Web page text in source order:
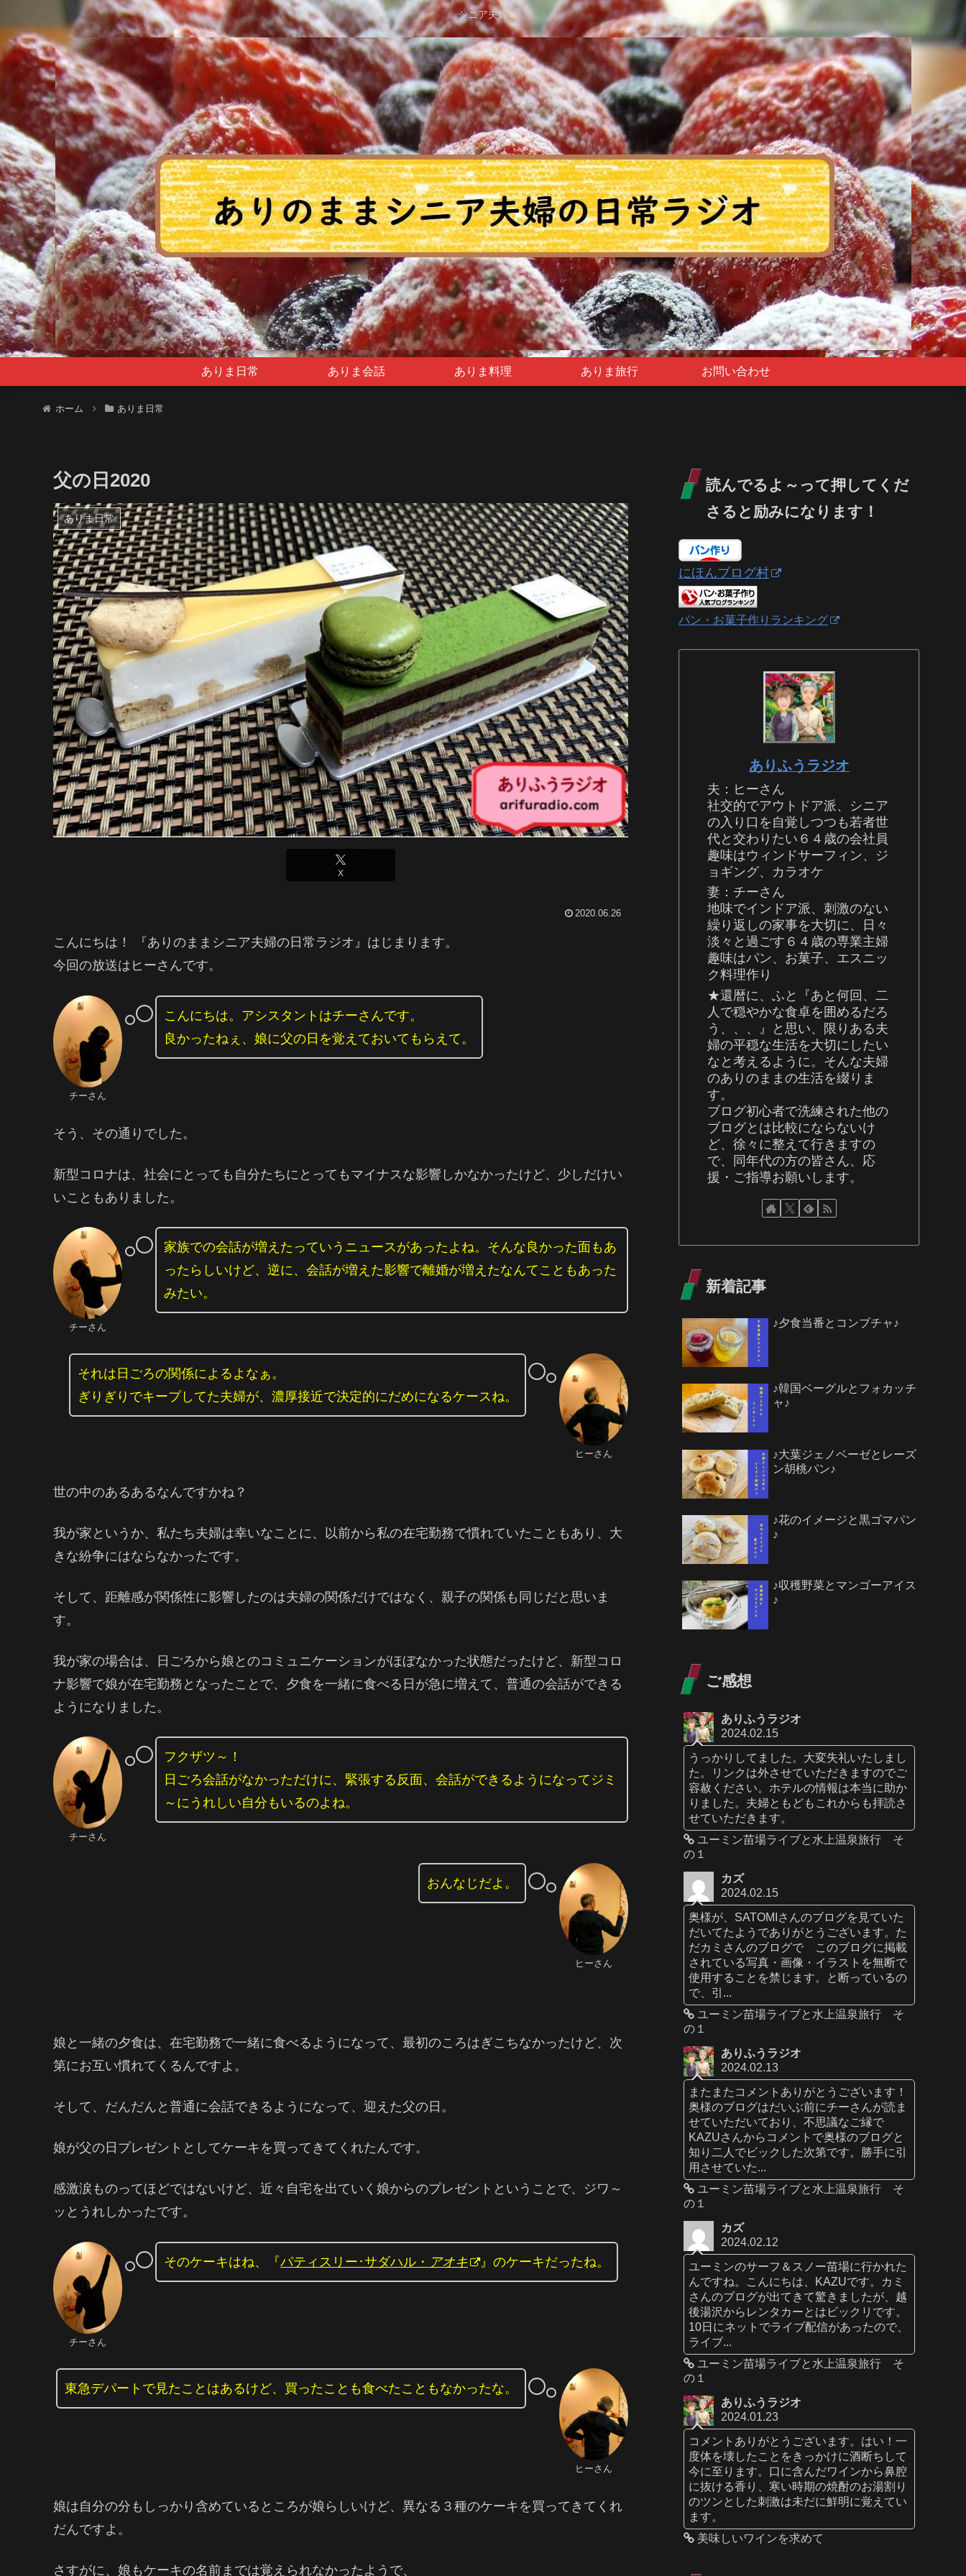
シニア夫婦
ありま日常 ありま会話 ありま料理 ありま旅行 お問い合わせ
ホーム ありま日常
父の日2020
ありま日常
X
2020.06.26
こんにちは！ 『ありのままシニア夫婦の日常ラジオ』はじまります。
今回の放送はヒーさんです。
チーさん
こんにちは。アシスタントはチーさんです。
良かったねぇ、娘に父の日を覚えておいてもらえて。
そう、その通りでした。
新型コロナは、社会にとっても自分たちにとってもマイナスな影響しかなかったけど、少しだけい
いこともありました。
チーさん
家族での会話が増えたっていうニュースがあったよね。そんな良かった面もあ
ったらしいけど、逆に、会話が増えた影響で離婚が増えたなんてこともあった
みたい。
ヒーさん
それは日ごろの関係によるよなぁ。
ぎりぎりでキープしてた夫婦が、濃厚接近で決定的にだめになるケースね。
世の中のあるあるなんですかね？
我が家というか、私たち夫婦は幸いなことに、以前から私の在宅勤務で慣れていたこともあり、大
きな紛争にはならなかったです。
そして、距離感が関係性に影響したのは夫婦の関係だけではなく、親子の関係も同じだと思いま
す。
我が家の場合は、日ごろから娘とのコミュニケーションがほぼなかった状態だったけど、新型コロ
ナ影響で娘が在宅勤務となったことで、夕食を一緒に食べる日が急に増えて、普通の会話ができる
ようになりました。
チーさん
フクザツ～！
日ごろ会話がなかっただけに、緊張する反面、会話ができるようになってジミ
～にうれしい自分もいるのよね。
ヒーさん
おんなじだよ。
娘と一緒の夕食は、在宅勤務で一緒に食べるようになって、最初のころはぎこちなかったけど、次
第にお互い慣れてくるんですよ。
そして、だんだんと普通に会話できるようになって、迎えた父の日。
娘が父の日プレゼントとしてケーキを買ってきてくれたんです。
感激涙ものってほどではないけど、近々自宅を出ていく娘からのプレゼントということで、ジワ～
ッとうれしかったです。
チーさん
そのケーキはね、『パティスリー･サダハル・ アオキ 』のケーキだったね。
ヒーさん
東急デパートで見たことはあるけど、買ったことも食べたこともなかったな。
娘は自分の分もしっかり含めているところが娘らしいけど、異なる３種のケーキを買ってきてくれ
だんですよ。
さすがに、娘もケーキの名前までは覚えられなかったようで、
読んでるよ～って押してくだ
さると励みになります！
にほんブログ村
パン・お菓子作りランキング
ありふうラジオ
夫：ヒーさん
社交的でアウトドア派、シニア
の入り口を自覚しつつも若者世
代と交わりたい６４歳の会社員
趣味はウィンドサーフィン、ジ
ョギング、カラオケ
妻：チーさん
地味でインドア派、刺激のない
繰り返しの家事を大切に、日々
淡々と過ごす６４歳の専業主婦
趣味はパン、お菓子、エスニッ
ク料理作り
★還暦に、ふと『あと何回、二
人で穏やかな食卓を囲めるだろ
う、、、』と思い、限りある夫
婦の平穏な生活を大切にしたい
なと考えるように。そんな夫婦
のありのままの生活を綴りま
す。
ブログ初心者で洗練された他の
ブログとは比較にならないけ
ど、徐々に整えて行きますの
で、同年代の方の皆さん、応
援・ご指導お願いします。
新着記事
♪夕食当番とコンブチャ♪
♪韓国ベーグルとフォカッチ
ャ♪
♪大葉ジェノベーゼとレーズ
ン胡桃パン♪
♪花のイメージと黒ゴマパン
♪
♪収穫野菜とマンゴーアイス
♪
ご感想
ありふうラジオ
2024.02.15
うっかりしてました。大変失礼いたしまし
た。リンクは外させていただきますのでご
容赦ください。ホテルの情報は本当に助か
りました。夫婦ともどもこれからも拝読さ
せていただきます。
ユーミン苗場ライブと水上温泉旅行 そ
の１
カズ
2024.02.15
奥様が、SATOMIさんのブログを見ていた
だいてたようでありがとうございます。た
だカミさんのブログで このブログに掲載
されている写真・画像・イラストを無断で
使用することを禁じます。と断っているの
で、引...
ユーミン苗場ライブと水上温泉旅行 そ
の１
ありふうラジオ
2024.02.13
またまたコメントありがとうございます！
奥様のブログはだいぶ前にチーさんが読ま
せていただいており、不思議なご縁で
KAZUさんからコメントで奥様のブログと
知り二人でビックした次第です。勝手に引
用させていた...
ユーミン苗場ライブと水上温泉旅行 そ
の１
カズ
2024.02.12
ユーミンのサーフ＆スノー苗場に行かれた
んですね。こんにちは、KAZUです。カミ
さんのブログが出てきて驚きましたが、越
後湯沢からレンタカーとはビックリです。
10日にネットでライブ配信があったので、
ライブ...
ユーミン苗場ライブと水上温泉旅行 そ
の１
ありふうラジオ
2024.01.23
コメントありがとうございます。はい！一
度体を壊したことをきっかけに酒断ちして
今に至ります。口に含んだワインから鼻腔
に抜ける香り、寒い時期の焼酎のお湯割り
のツンとした刺激は未だに鮮明に覚えてい
ます。
美味しいワインを求めて